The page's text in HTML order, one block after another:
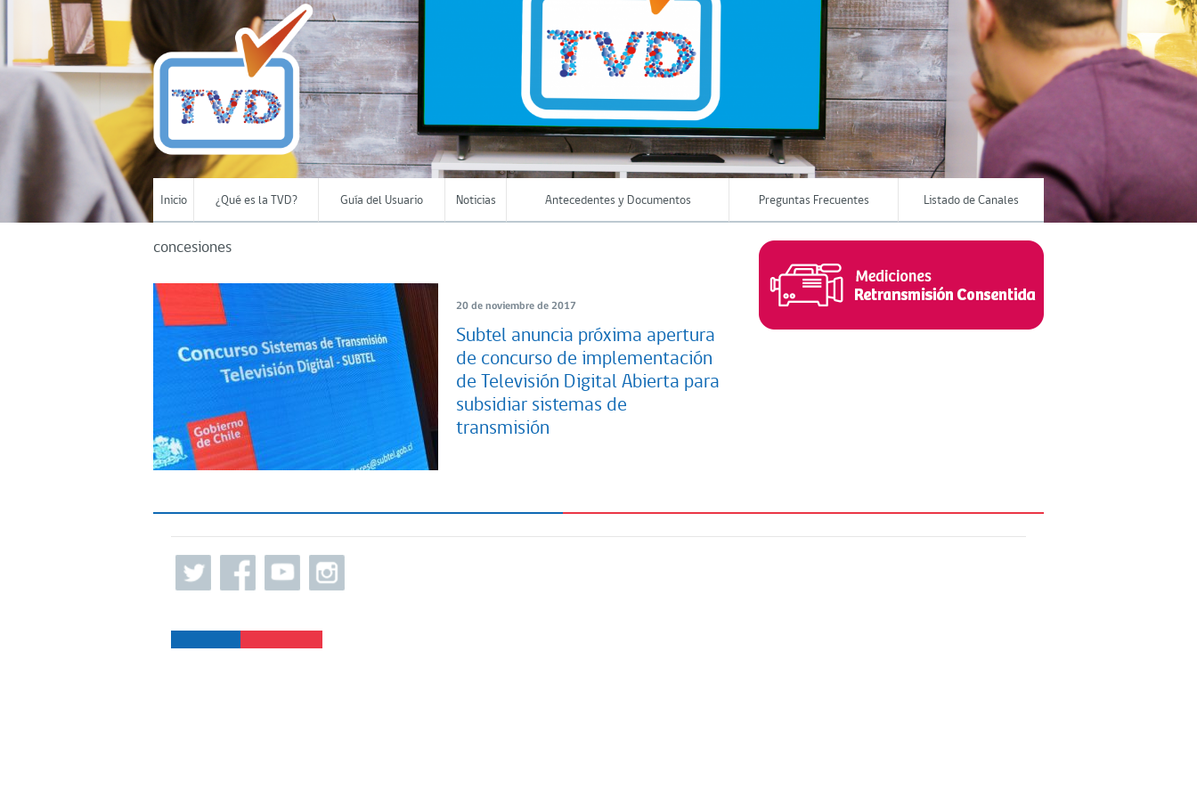
Inicio ¿Qué es la TVD? Guía del Usuario Noticias Antecedentes y Documentos Preguntas Frecuentes Listado de Canales
concesiones
20 de noviembre de 2017
Subtel anuncia próxima apertura
de concurso de implementación
de Televisión Digital Abierta para
subsidiar sistemas de
transmisión